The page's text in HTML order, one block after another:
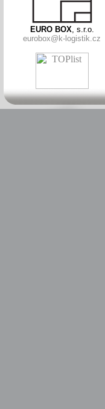
EURO BOX, s.r.o.
eurobox@k-logistik.cz